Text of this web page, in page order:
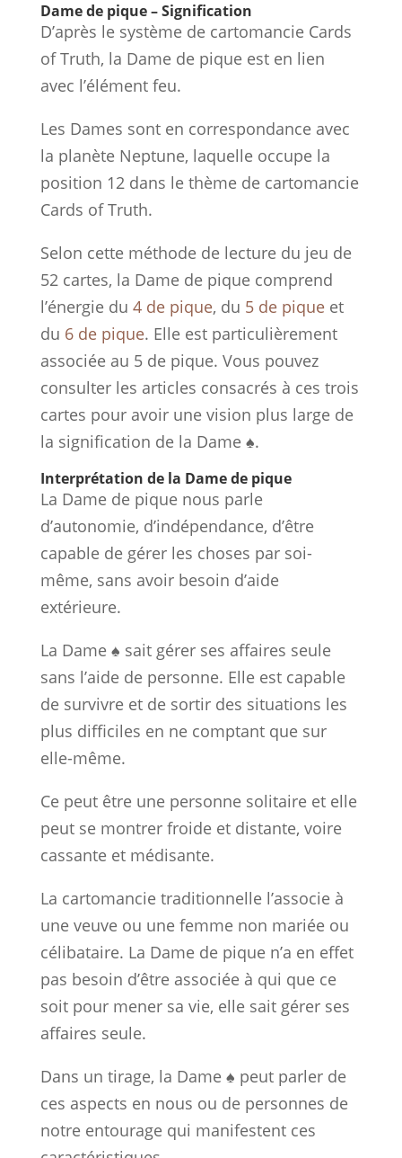
Dame de pique – Signification
D’après le système de cartomancie Cards
of Truth, la Dame de pique est en lien
avec l’élément feu.
Les Dames sont en correspondance avec
la planète Neptune, laquelle occupe la
position 12 dans le thème de cartomancie
Cards of Truth.
Selon cette méthode de lecture du jeu de
52 cartes, la Dame de pique comprend
l’énergie du 4 de pique, du 5 de piqueet
du 6 de pique. Elle est particulièrement
associée au 5 de pique. Vous pouvez
consulter les articles consacrés à ces trois
cartes pour avoir une vision plus large de
la signification de la Dame ♠.
Interprétation de la Dame de pique
La Dame de pique nous parle
d’autonomie, d’indépendance, d’être
capable de gérer les choses par soi-
même, sans avoir besoin d’aide
extérieure.
La Dame ♠ sait gérer ses affaires seule
sans l’aide de personne. Elle est capable
de survivre et de sortir des situations les
plus difficiles en ne comptant que sur
elle-même.
Ce peut être une personne solitaire et elle
peut se montrer froide et distante, voire
cassante et médisante.
La cartomancie traditionnelle l’associe à
une veuve ou une femme non mariée ou
célibataire. La Dame de pique n’a en effet
pas besoin d’être associée à qui que ce
soit pour mener sa vie, elle sait gérer ses
affaires seule.
Dans un tirage, la Dame ♠ peut parler de
ces aspects en nous ou de personnes de
notre entourage qui manifestent ces